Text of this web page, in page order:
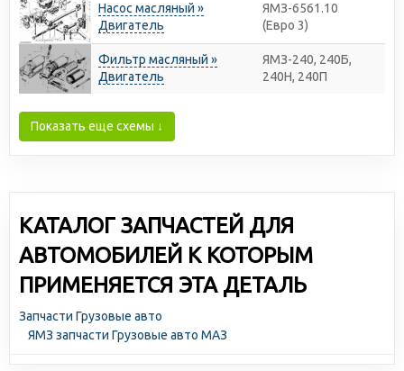
Насос масляный »
Двигатель
ЯМЗ-6561.10
(Евро 3)
Фильтр масляный »
Двигатель
ЯМЗ-240, 240Б,
240Н, 240П
Показать еще схемы ↓
КАТАЛОГ ЗАПЧАСТЕЙ ДЛЯ
АВТОМОБИЛЕЙ К КОТОРЫМ
ПРИМЕНЯЕТСЯ ЭТА ДЕТАЛЬ
Запчасти Грузовые авто
ЯМЗ запчасти Грузовые авто МАЗ